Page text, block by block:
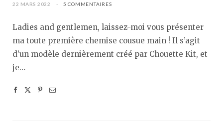
22 MARS 2022 5 COMMENTAIRES
Ladies and gentlemen, laissez-moi vous présenter
ma toute première chemise cousue main ! Il s’agit
d’un modèle dernièrement créé par Chouette Kit, et
je…